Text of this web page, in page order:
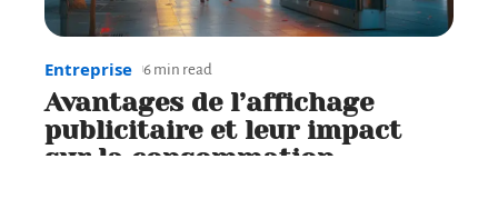
Entreprise 6 min read
Avantages de l’affichage
publicitaire et leur impact
sur la consommation